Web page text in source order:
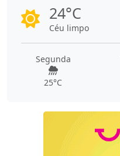
24°C
Céu limpo
Segunda
25°C